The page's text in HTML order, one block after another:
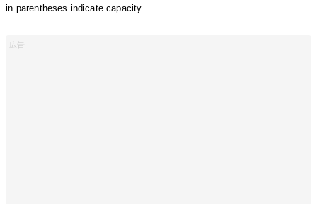
in parentheses indicate capacity.